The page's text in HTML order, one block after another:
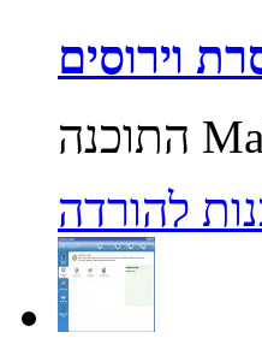
וירוסים
להורדה